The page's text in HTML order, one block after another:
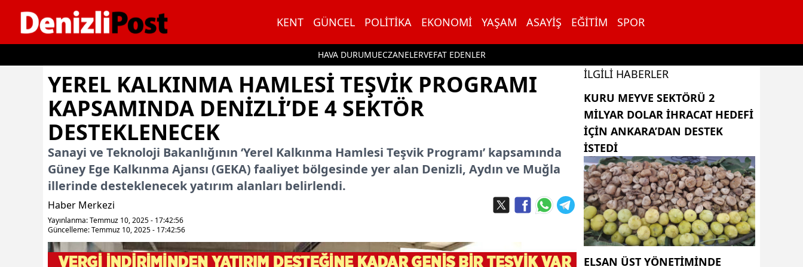
KENT GÜNCEL POLITIKA EKONOMI YAŞAM ASAYIŞ EĞITIM SPOR
HAVA DURUMUECZANELERVEFAT EDENLER
YEREL KALKINMA HAMLESI TEŞVIK PROGRAMI
KAPSAMINDA DENIZLI’DE 4 SEKTÖR
DESTEKLENECEK
Sanayi ve Teknoloji Bakanlığının ‘Yerel Kalkınma Hamlesi Teşvik Programı’ kapsamında
Güney Ege Kalkınma Ajansı (GEKA) faaliyet bölgesinde yer alan Denizli, Aydın ve Muğla
illerinde desteklenecek yatırım alanları belirlendi.
Haber Merkezi
Yayınlanma: Temmuz 10, 2025 - 17:42:56
Güncelleme: Temmuz 10, 2025 - 17:42:56
İLGILI HABERLER
KURU MEYVE SEKTÖRÜ 2
MILYAR DOLAR IHRACAT HEDEFI
IÇIN ANKARA’DAN DESTEK
ISTEDI
ELSAN ÜST YÖNETIMINDE